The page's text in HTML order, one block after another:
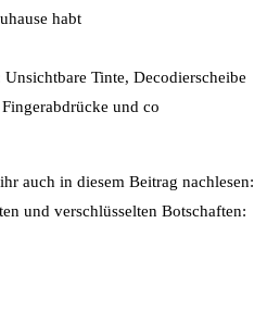
habt
Tinte, Decodierscheibe
und co
auch in diesem Beitrag nachlesen:
und verschlüsselten Botschaften: